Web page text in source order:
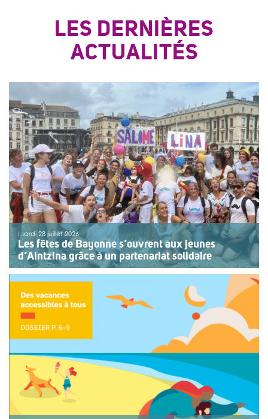
LES DERNIÈRES
ACTUALITÉS
Mardi 28 juillet 2026
Les fêtes de Bayonne s’ouvrent aux jeunes
d’Aintzina grâce à un partenariat solidaire
Une organisation collective au service de l’inclusion
Depuis sept ans, l’association ouvre le premier jour des
fêtes de Bayonne à une structure accompagnant des
enfants ou des adolescents en situation de handicap
ou de fragilité. Cette année, le choix […]
>>Lire la suite